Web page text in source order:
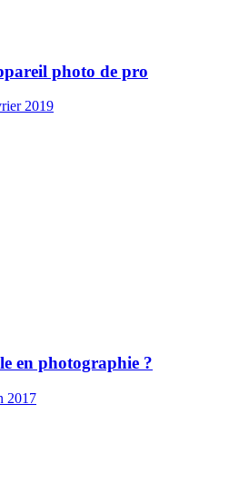
photo de pro
2019
en photographie ?
2017